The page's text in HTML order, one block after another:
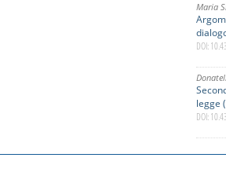
Maria
DOI:
legge
DOI: